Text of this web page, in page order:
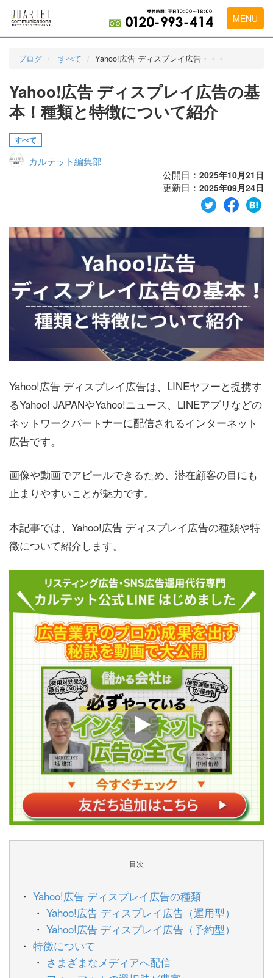
MENU
実績・お客様の声
初めて導入をお考えの方
代理店の乗り換えをお考えの方
会社概要
お問い合わせ
ブログ すべて Yahoo!広告 ディスプレイ広告・・・
Yahoo!広告 ディスプレイ広告の基
本！種類と特徴について紹介
すべて
カルテット編集部
公開日： 2025年10月21日
更新日： 2025年09月24日
Yahoo!広告 ディスプレイ広告は、LINEヤフーと提携す
るYahoo! JAPANやYahoo!ニュース、LINEアプリなどの
ネットワークパートナーに配信されるインターネット
広告です。
画像や動画でアピールできるため、潜在顧客の目にも
止まりやすいことが魅力です。
本記事では、Yahoo!広告 ディスプレイ広告の種類や特
徴について紹介します。
目次
Yahoo!広告 ディスプレイ広告の種類
Yahoo!広告 ディスプレイ広告（運用型）
Yahoo!広告 ディスプレイ広告（予約型）
特徴について
さまざまなメディアへ配信